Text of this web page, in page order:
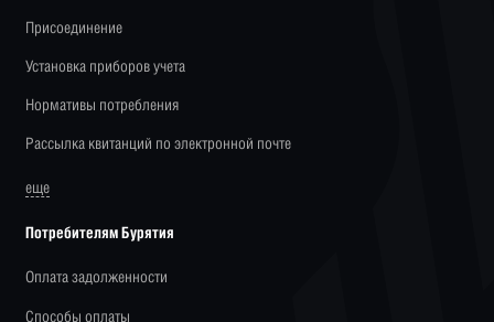
Присоединение
Установка приборов учета
Нормативы потребления
Рассылка квитанций по электронной почте
еще
Потребителям Бурятия
Оплата задолженности
Способы оплаты